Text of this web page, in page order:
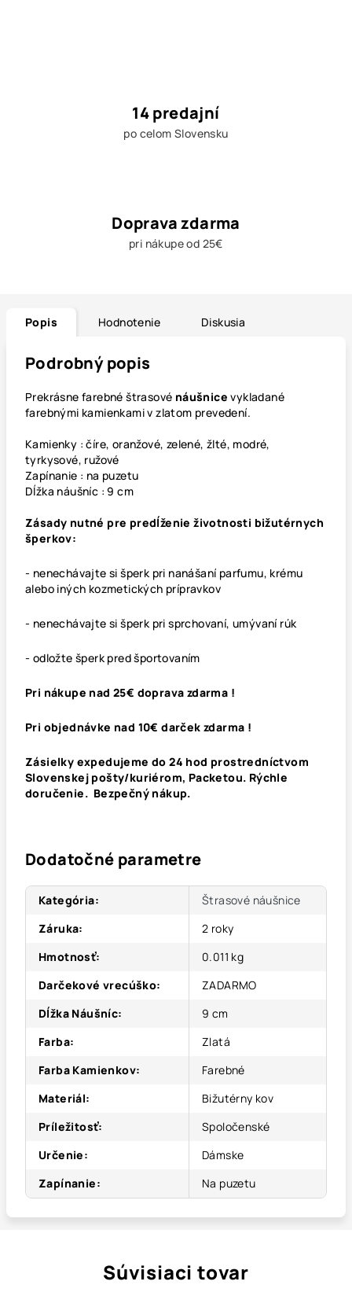
14 predajní
po celom Slovensku
Doprava zdarma
pri nákupe od 25€
Popis Hodnotenie Diskusia
Podrobný popis
Prekrásne farebné štrasové náušnicevykladané
farebnými kamienkami v zlatom prevedení.
Kamienky : číre, oranžové, zelené, žlté, modré,
tyrkysové, ružové
Zapínanie : na puzetu
Dĺžka náušníc : 9 cm
Zásady nutné pre predĺženie životnosti bižutérnych
šperkov:
- nenechávajte si šperk pri nanášaní parfumu, krému
alebo iných kozmetických prípravkov
- nenechávajte si šperk pri sprchovaní, umývaní rúk
- odložte šperk pred športovaním
Pri nákupe nad 25€ doprava zdarma !
Pri objednávke nad 10€ darček zdarma !
Zásielky expedujeme do 24 hod prostredníctvom
Slovenskej pošty/kuriérom, Packetou. Rýchle
doručenie. Bezpečný nákup.
Dodatočné parametre
Kategória:
Štrasové náušnice
Záruka:
2 roky
Hmotnosť:
0.011 kg
Darčekové vrecúško:
ZADARMO
Dĺžka Náušníc:
9 cm
Farba:
Zlatá
Farba Kamienkov:
Farebné
Materiál:
Bižutérny kov
Príležitosť:
Spoločenské
Určenie:
Dámske
Zapínanie: Na puzetu
Súvisiaci tovar